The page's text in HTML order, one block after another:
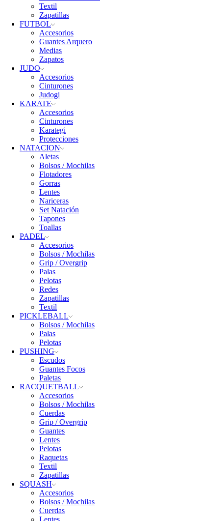
Textil
Zapatillas
FUTBOL
Accesorios
Guantes Arquero
Medias
Zapatos
JUDO
Accesorios
Cinturones
Judogi
KARATE
Accesorios
Cinturones
Karategi
Protecciones
NATACION
Aletas
Bolsos / Mochilas
Flotadores
Gorras
Lentes
Nariceras
Set Natación
Tapones
Toallas
PADEL
Accesorios
Bolsos / Mochilas
Grip / Overgrip
Palas
Pelotas
Redes
Zapatillas
Textil
PICKLEBALL
Bolsos / Mochilas
Palas
Pelotas
PUSHING
Escudos
Guantes Focos
Paletas
RACQUETBALL
Accesorios
Bolsos / Mochilas
Cuerdas
Grip / Overgrip
Guantes
Lentes
Pelotas
Raquetas
Textil
Zapatillas
SQUASH
Accesorios
Bolsos / Mochilas
Cuerdas
Lentes